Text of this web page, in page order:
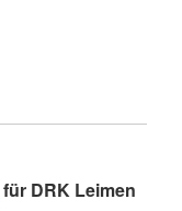
für DRK Leimen